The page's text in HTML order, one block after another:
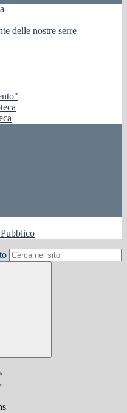
delle nostre serre